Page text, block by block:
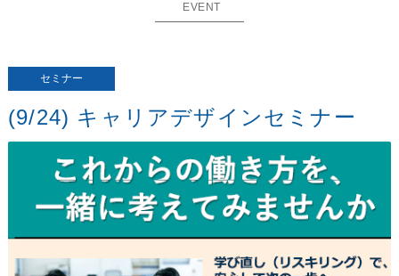
EVENT
セミナー
(9/24) キャリアデザインセミナー